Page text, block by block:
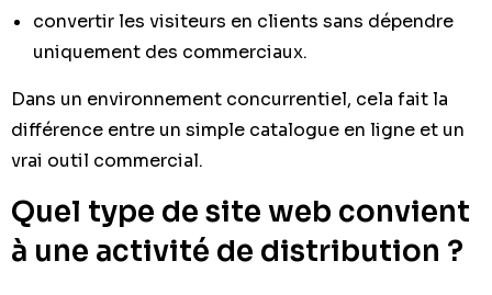
convertir les visiteurs en clients sans dépendre
uniquement des commerciaux.
Dans un environnement concurrentiel, cela fait la
différence entre un simple catalogue en ligne et un
vrai outil commercial.
Quel type de site web convient
à une activité de distribution ?